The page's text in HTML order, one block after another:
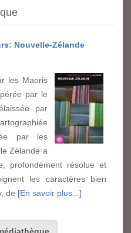
Nouvelle-Zélande
les Maoris
par le
par
par les
Zélande a
profondément résolue et
les caractères bien
de [En savoir plus...]